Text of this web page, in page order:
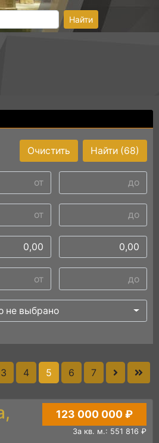
Найти
Найти (68)
Очистить
не выбрано
3 4 5 6 7
123 000 000 ₽
За кв. м.: 551 816 ₽